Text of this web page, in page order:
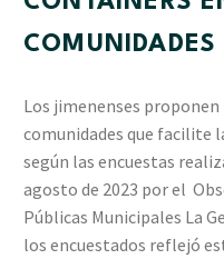
COMUNIDADES
Los jimenenses
comunidades que facilite
según las encuestas
agosto de 2023 por el
Públicas Municipales La
los encuestados reflejó